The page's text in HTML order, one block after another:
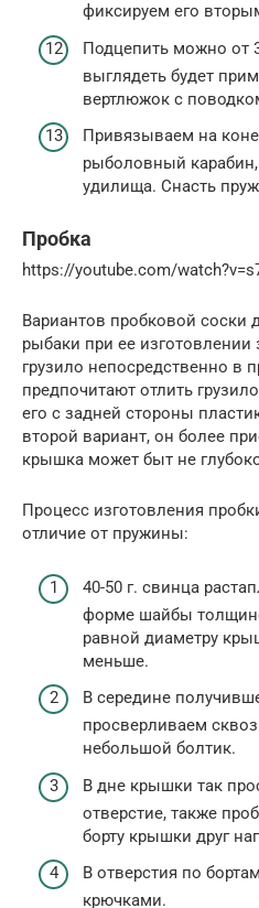
фиксируем его
Подцепить можно от
выглядеть будет
вертлюжок с
Привязываем на
рыболовный
удилища. Снасть
Пробка
https://youtube.com/
Вариантов пробковой соски
рыбаки при ее
грузило непосредственно в
предпочитают отлить
его с задней стороны
второй вариант, он более
крышка может быт не
Процесс изготовления
отличие от пружины:
40-50 г. свинца
форме шайбы
равной диаметру
меньше.
В середине
просверливаем
небольшой болтик.
В дне крышки так
отверстие, также
борту крышки друг
В отверстия по
крючками.